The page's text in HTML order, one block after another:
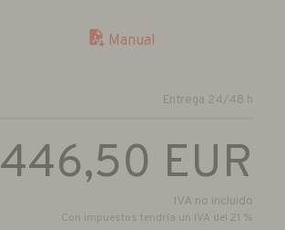
Manual
Entrega 24/48 h
446,50 EUR
IVA no incluido
Con impuestos tendría un IVA del 21 %